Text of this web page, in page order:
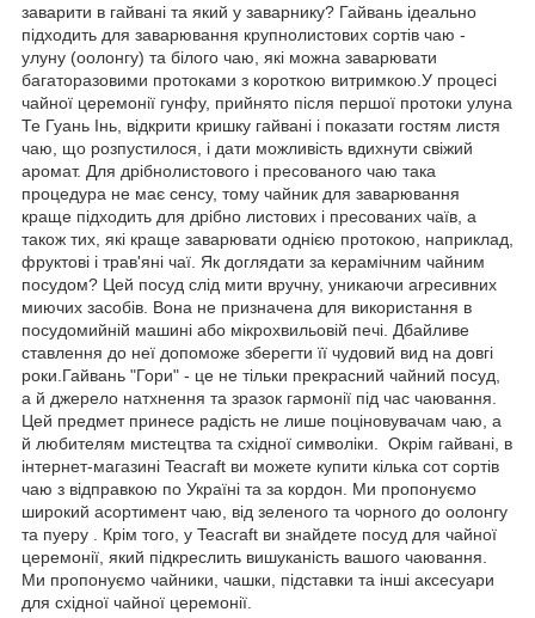
заварити в гайвані та який у заварнику? Гайвань ідеально
підходить для заварювання крупнолистових сортів чаю -
улуну (оолонгу) та білого чаю, які можна заварювати
багаторазовими протоками з короткою витримкою.У процесі
чайної церемонії гунфу, прийнято після першої протоки улуна
Те Гуань Інь, відкрити кришку гайвані і показати гостям листя
чаю, що розпустилося, і дати можливість вдихнути свіжий
аромат. Для дрібнолистового і пресованого чаю така
процедура не має сенсу, тому чайник для заварювання
краще підходить для дрібно листових і пресованих чаїв, а
також тих, які краще заварювати однією протокою, наприклад,
фруктові і трав'яні чаї. Як доглядати за керамічним чайним
посудом? Цей посуд слід мити вручну, уникаючи агресивних
миючих засобів. Вона не призначена для використання в
посудомийній машині або мікрохвильовій печі. Дбайливе
ставлення до неї допоможе зберегти її чудовий вид на довгі
роки.Гайвань "Гори" - це не тільки прекрасний чайний посуд,
а й джерело натхнення та зразок гармонії під час чаювання.
Цей предмет принесе радість не лише поціновувачам чаю, а
й любителям мистецтва та східної символіки. Окрім гайвані, в
інтернет-магазині Teacraft ви можете купити кілька сот сортів
чаю з відправкою по Україні та за кордон. Ми пропонуємо
широкий асортимент чаю, від зеленого та чорного до оолонгу
та пуеру . Крім того, у Teacraft ви знайдете посуд для чайної
церемонії, який підкреслить вишуканість вашого чаювання.
Ми пропонуємо чайники, чашки, підставки та інші аксесуари
для східної чайної церемонії.